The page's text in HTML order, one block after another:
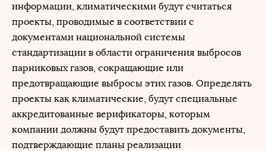
информации, климатическими будут считаться
проекты, проводимые в соответствии с
документами национальной системы
стандартизации в области ограничения выбросов
парниковых газов, сокращающие или
предотвращающие выбросы этих газов. Определять
проекты как климатические, будут специальные
аккредитованные верификаторы, которым
компании должны будут предоставить документы,
подтверждающие планы реализации